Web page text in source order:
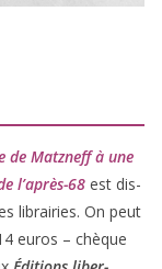
de Matzneff à une
l’après-68 est dis­
librai­ries. On peut
euros – chèque